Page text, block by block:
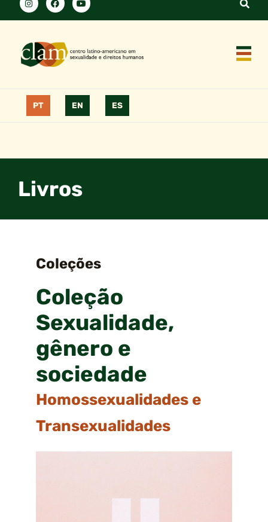
PT EN ES
Livros
Coleções
Coleção
Sexualidade,
gênero e
sociedade
Homossexualidades e
Transexualidades